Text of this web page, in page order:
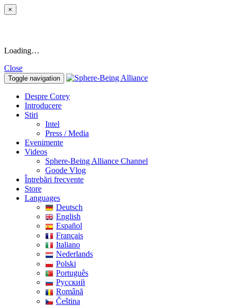
×
Loading…
Close
Toggle navigation
Despre Corey
Introducere
Stiri
Intel
Press / Media
Evenimente
Videos
Sphere-Being Alliance Channel
Goode Vlog
Întrebări frecvente
Store
Languages
Deutsch
English
Español
Français
Italiano
Nederlands
Polski
Português
Pусский
Română
Čeština